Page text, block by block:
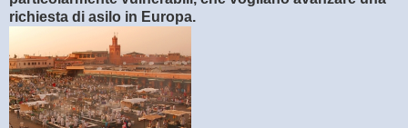
richiesta di asilo in Europa.